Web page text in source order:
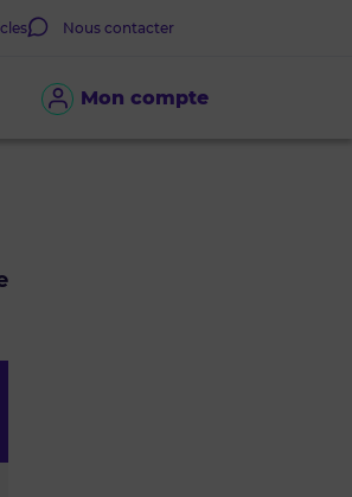
Mon compte
Nous contacter